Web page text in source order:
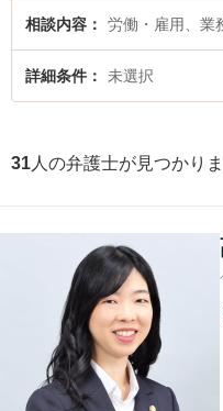
や夜間に発生した業務上過失のト
務上過失のトラブル解決の実績豊
無料で業務上過失を法律相談でき
相談内容 労働・雇用、業
詳細条件 未選択
31 人の弁護士が見つかり